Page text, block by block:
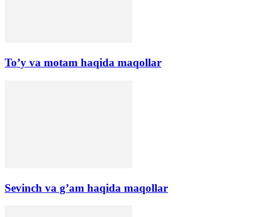
To’y va motam haqida maqollar
Sevinch va g’am haqida maqollar